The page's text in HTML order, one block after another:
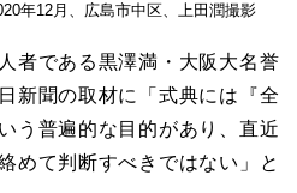
年12月、広島市中区、上田潤撮影
者である黒澤満・大阪大名誉
新聞の取材に「式典には『全
う普遍的な目的があり、直近
めて判断すべきではない」と